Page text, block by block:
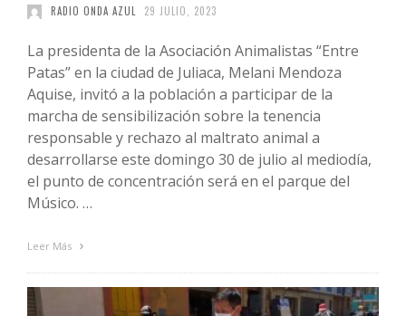
RADIO ONDA AZUL 29 JULIO, 2023
La presidenta de la Asociación Animalistas “Entre
Patas” en la ciudad de Juliaca, Melani Mendoza
Aquise, invitó a la población a participar de la
marcha de sensibilización sobre la tenencia
responsable y rechazo al maltrato animal a
desarrollarse este domingo 30 de julio al mediodía,
el punto de concentración será en el parque del
Músico. …
Leer Más